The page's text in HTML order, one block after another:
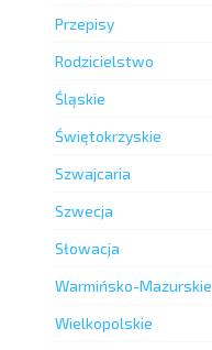
Przepisy
Rodzicielstwo
Śląskie
Świętokrzyskie
Szwajcaria
Szwecja
Słowacja
Warmińsko-Mazurskie
Wielkopolskie